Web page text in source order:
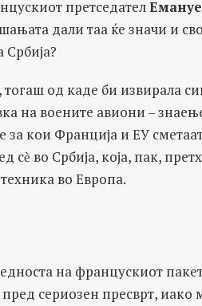
претседател
дали таа ќе значи и
Србија?
од каде би извирала
на воените авиони –
за кои Франција и ЕУ
сѐ во Србија, која, пак,
во Европа.
на францускиот
пред сериозен пресврт,